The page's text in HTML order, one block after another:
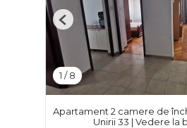
1 /8
Previous
Apartament 2 camere de
Unirii 33 | Vedere la